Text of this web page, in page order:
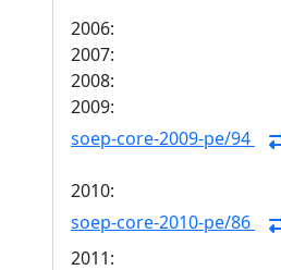
2006:
2007:
2008:
2009:
soep-core-2009-pe/94
2010:
soep-core-2010-pe/86
2011: